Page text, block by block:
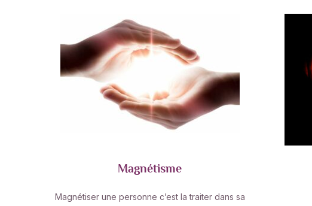
Magnétisme
Magnétiser une personne c’est la traiter dans sa